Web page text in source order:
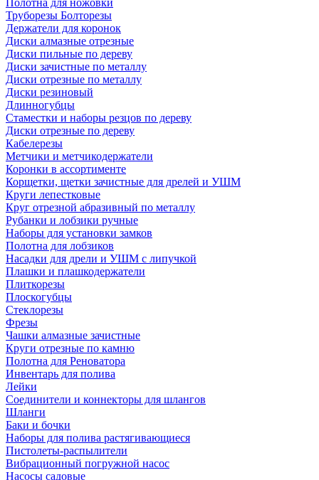
Полотна для ножовки
Труборезы Болторезы
Держатели для коронок
Диски алмазные отрезные
Диски пильные по дереву
Диски зачистные по металлу
Диски отрезные по металлу
Диски резиновый
Длинногубцы
Стаместки и наборы резцов по дереву
Диски отрезные по дереву
Кабелерезы
Метчики и метчикодержатели
Коронки в ассортименте
Корщетки, щетки зачистные для дрелей и УШМ
Круги лепестковые
Круг отрезной абразивный по металлу
Рубанки и лобзики ручные
Наборы для установки замков
Полотна для лобзиков
Насадки для дрели и УШМ с липучкой
Плашки и плашкодержатели
Плиткорезы
Плоскогубцы
Стеклорезы
Фрезы
Чашки алмазные зачистные
Круги отрезные по камню
Полотна для Реноватора
Инвентарь для полива
Лейки
Соединители и коннекторы для шлангов
Шланги
Баки и бочки
Наборы для полива растягивающиеся
Пистолеты-распылители
Вибрационный погружной насос
Насосы садовые